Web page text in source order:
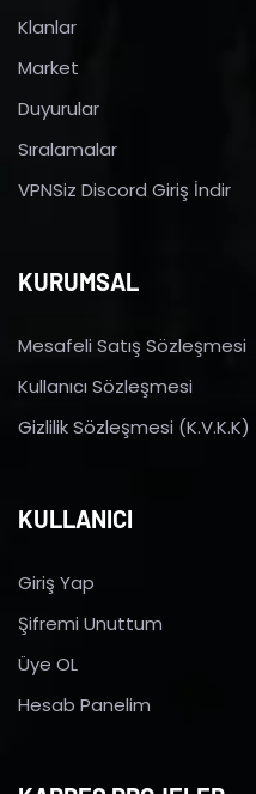
Klanlar
Market
Duyurular
Sıralamalar
VPNSiz Discord Giriş İndir
KURUMSAL
Mesafeli Satış Sözleşmesi
Kullanıcı Sözleşmesi
Gizlilik Sözleşmesi (K.V.K.K)
KULLANICI
Giriş Yap
Şifremi Unuttum
Üye OL
Hesab Panelim